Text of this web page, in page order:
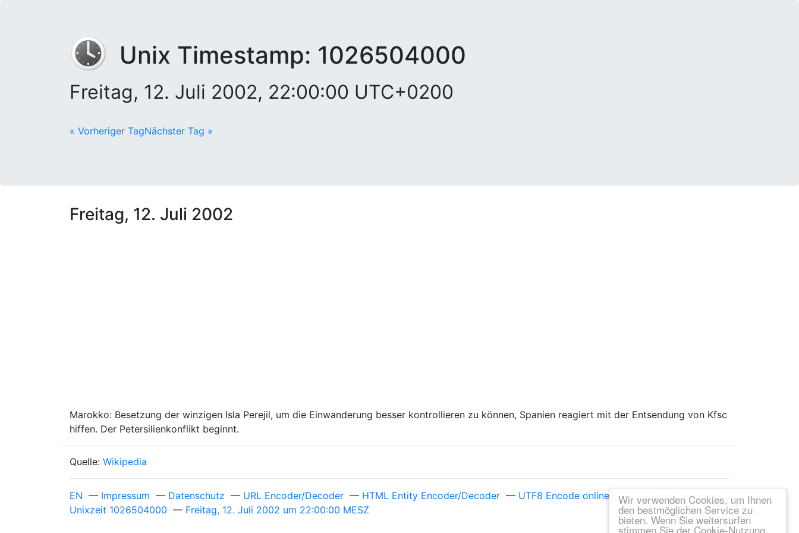
Wir verwenden Cookies, um Ihnen
den bestmöglichen Service zu
bieten. Wenn Sie weitersurfen
stimmen Sie der Cookie-Nutzung
Unix Timestamp: 1026504000
Freitag, 12. Juli 2002, 22:00:00 UTC+0200
« Vorheriger TagNächster Tag »
Freitag, 12. Juli 2002
Marokko: Besetzung der winzigen Isla Perejil, um die Einwanderung besser kontrollieren zu können, Spanien reagiert mit der Entsendung von Kfsc
hiffen. Der Petersilienkonflikt beginnt.
Quelle: Wikipedia
EN — Impressum — Datenschutz — URL Encoder/Decoder — HTML Entity Encoder/Decoder — UTF8 Encode online —UTF8 Decode online
Unixzeit 1026504000 — Freitag, 12. Juli 2002 um 22:00:00 MESZ